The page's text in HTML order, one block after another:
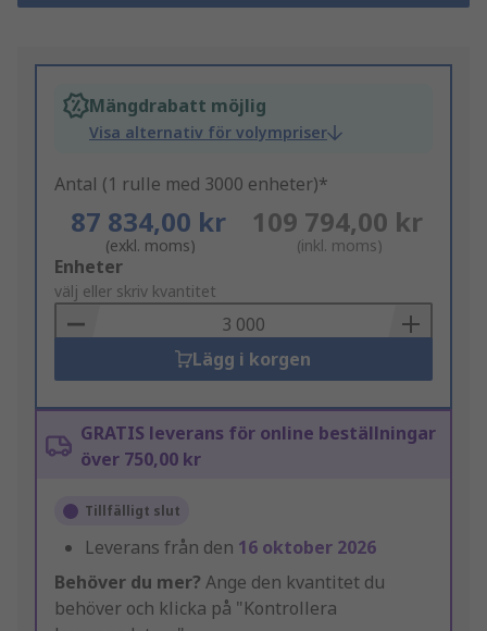
Mängdrabatt möjlig
Visa alternativ för volympriser
Antal (1 rulle med 3000 enheter)*
87 834,00 kr
(exkl. moms)
109 794,00 kr
(inkl. moms)
Add
to
Basket
Enheter
välj eller skriv kvantitet
Lägg i korgen
GRATIS leverans för online beställningar
över 750,00 kr
Tillfälligt slut
Leverans från den 16 oktober 2026
Behöver du mer? Ange den kvantitet du
behöver och klicka på "Kontrollera